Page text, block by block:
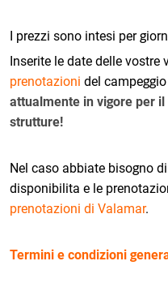
I prezzi sono intesi per
Inserite le date delle vostre
prenotazioni del
attualmente in vigore per
strutture!
Nel caso abbiate bisogno
disponibilita e le
prenotazioni di Valamar.
Termini e condizioni